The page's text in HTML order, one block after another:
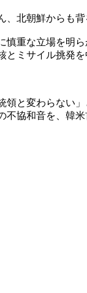
北朝鮮からも背
重な立場を明
ミサイル挑発
と変わらない
協和音を、韓